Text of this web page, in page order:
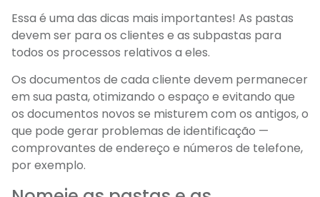
Essa é uma das dicas mais importantes! As pastas
devem ser para os clientes e as subpastas para
todos os processos relativos a eles.
Os documentos de cada cliente devem permanecer
em sua pasta, otimizando o espaço e evitando que
os documentos novos se misturem com os antigos, o
que pode gerar problemas de identificação —
comprovantes de endereço e números de telefone,
por exemplo.